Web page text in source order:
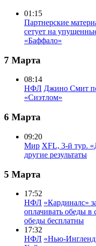
01:15
Партнерские
сетует на
«Баффало»
7 Марта
08:14
НФЛ Джино Смит
«Сиэтлом»
6 Марта
09:20
Мир XFL, 3-й тур.
другие результаты
5 Марта
17:52
НФЛ «Кардиналс»
оплачивать обеды
обеды бесплатны
17:32
НФЛ «Нью-